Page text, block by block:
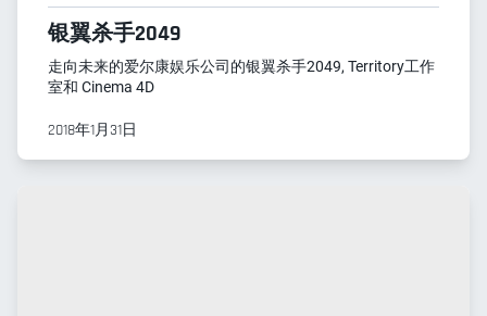
银翼杀手2049
走向未来的爱尔康娱乐公司的银翼杀手2049, Territory工作
室和 Cinema 4D
2018年1月31日